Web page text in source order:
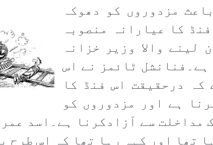
مزدوروں کو دھوکہ
کا عیارانہ منصوبہ
والا وزیر خزانہ
ٹائمز نے اس
درحقیقت اس فنڈ کا
ہے اور مزدوروں کو
سے آزادکرنا ہے۔اسد